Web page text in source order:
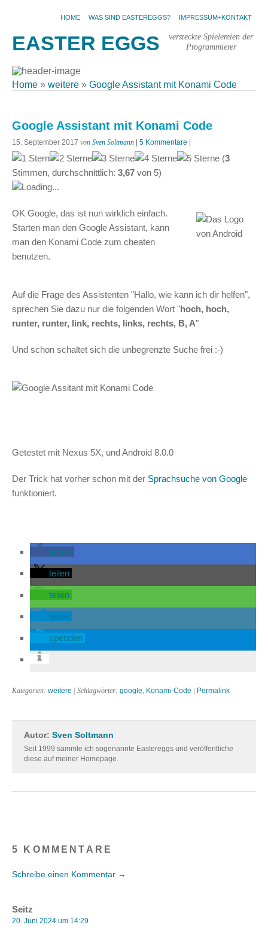
HOME WAS SIND EASTEREGGS? IMPRESSUM+KONTAKT
EASTER EGGS
versteckte Spielereien der
Programmierer
Home » weitere » Google Assistant mit Konami Code
Google Assistant mit Konami Code
15. September 2017 von Sven Soltmann 5 Kommentare
(3
Stimmen, durchschnittlich: 3,67 von 5)
Loading...
OK Google, das ist nun wirklich einfach.
Starten man den Google Assistant, kann
man den Konami Code zum cheaten
benutzen.
Auf die Frage des Assistenten "Hallo, wie kann ich dir helfen",
sprechen Sie dazu nur die folgenden Wort "hoch, hoch,
runter, runter, link, rechts, links, rechts, B, A"
Und schon schaltet sich die unbegrenzte Suche frei :-)
Getestet mit Nexus 5X, und Android 8.0.0
Der Trick hat vorher schon mit der Sprachsuche von Google
funktioniert.
teilen
teilen
teilen
teilen
spenden
Kategorien: weitere | Schlagwörter: google, Konami-Code Permalink
Autor: Sven Soltmann
Seit 1999 sammle ich sogenannte Eastereggs und veröffentliche
diese auf meiner Homepage.
5 KOMMENTARE
Schreibe einen Kommentar →
Seitz
20. Juni 2024 um 14:29